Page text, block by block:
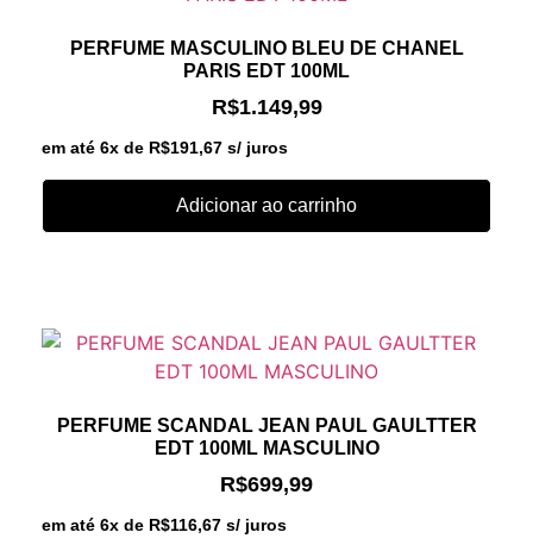
PERFUME MASCULINO BLEU DE CHANEL
PARIS EDT 100ML
R$1.149,99
em até 6x de R$191,67 s/ juros
Adicionar ao carrinho
PERFUME SCANDAL JEAN PAUL GAULTTER
EDT 100ML MASCULINO
R$699,99
em até 6x de R$116,67 s/ juros